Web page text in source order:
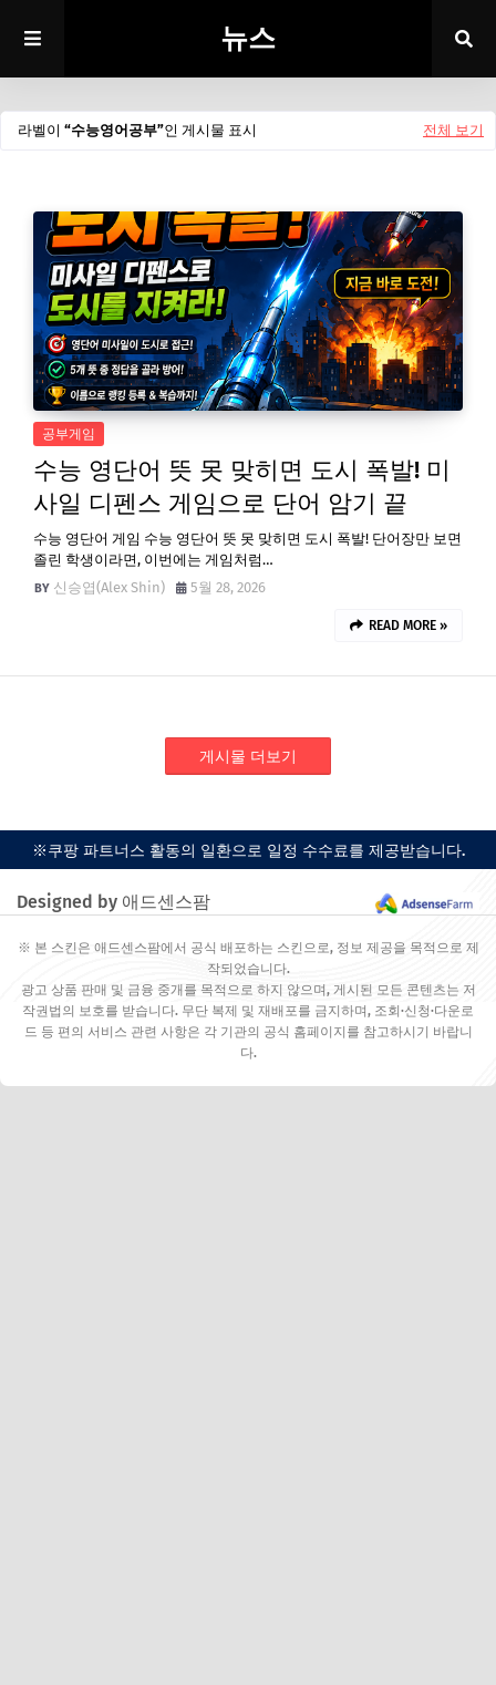
뉴스
라벨이 수능영어공부 인 게시물 표시 전체 보기
공부게임
수능 영단어 뜻 못 맞히면 도시 폭발! 미
사일 디펜스 게임으로 단어 암기 끝
수능 영단어 게임 수능 영단어 뜻 못 맞히면 도시 폭발! 단어장만 보면
졸린 학생이라면, 이번에는 게임처럼…
신승엽(Alex Shin)
5월 28, 2026
READ MORE »
게시물 더보기
※쿠팡 파트너스 활동의 일환으로 일정 수수료를 제공받습니다.
Designed by 애드센스팜
※ 본 스킨은 애드센스팜에서 공식 배포하는 스킨으로, 정보 제공을 목적으로 제
작되었습니다.
광고 상품 판매 및 금융 중개를 목적으로 하지 않으며, 게시된 모든 콘텐츠는 저
작권법의 보호를 받습니다. 무단 복제 및 재배포를 금지하며, 조회·신청·다운로
드 등 편의 서비스 관련 사항은 각 기관의 공식 홈페이지를 참고하시기 바랍니
다.